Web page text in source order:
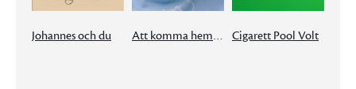
Johannes och du Att komma hem ska vara en schlager Cigarett Pool Volt